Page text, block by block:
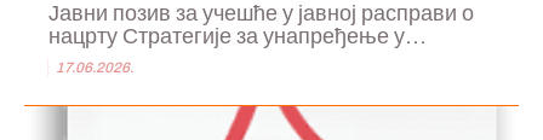
Јавни позив за учешће у јавној расправи о
нацрту Стратегије за унапређење у...
17.06.2026.